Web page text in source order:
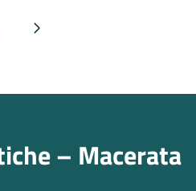
Pagina successiva
– Macerata